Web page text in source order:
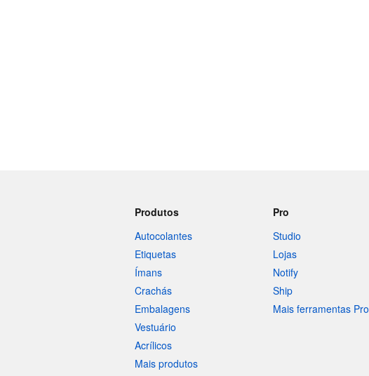
Produtos
Autocolantes
Etiquetas
Ímans
Crachás
Embalagens
Vestuário
Acrílicos
Mais produtos
Pro
Studio
Lojas
Notify
Ship
Mais ferramentas Pro